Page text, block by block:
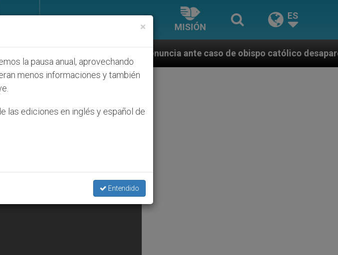
MISIÓN
ES
ONU se pronuncia ante caso de obispo católico desaparecido por la
×
la pausa anual, aprovechando
menos informaciones y también
las ediciones en inglés y español de
Entendido